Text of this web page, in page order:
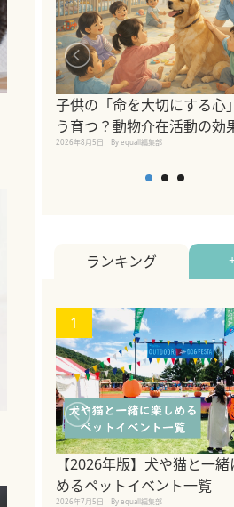
子供の「命を大切にする心
う育つ？動物介在活動の効
2026年8月5日 By equall編集部
ランキング
1
【2026年版】犬や猫と一
めるペットイベント一覧
2026年7月5日 By equall編集部